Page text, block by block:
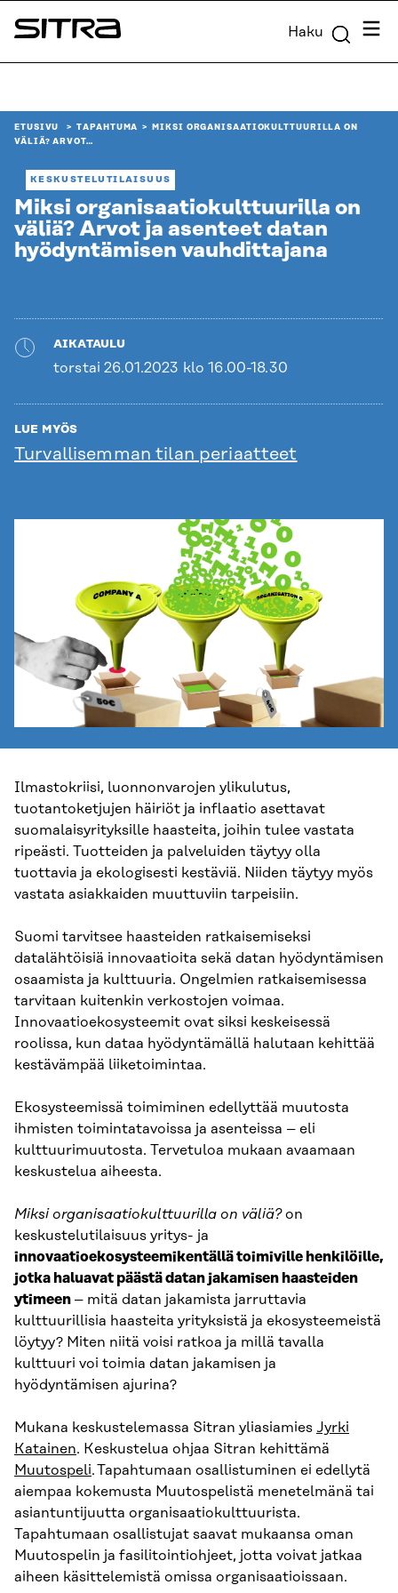
Siirry
suoraan
Sitra Haku
ETUSIVU TAPAHTUMA
MIKSI ORGANISAATIOKULTTUURILLA ON
VÄLIÄ? ARVOT…
KESKUSTELUTILAISUUS
Miksi organisaatiokulttuurilla on
väliä? Arvot ja asenteet datan
hyödyntämisen vauhdittajana
AIKATAULU
torstai 26.01.2023 klo 16.00-18.30
LUE MYÖS
Turvallisemman tilan periaatteet
Ilmastokriisi, luonnonvarojen ylikulutus,
tuotantoketjujen häiriöt ja inflaatio asettavat
suomalaisyrityksille haasteita, joihin tulee vastata
ripeästi. Tuotteiden ja palveluiden täytyy olla
tuottavia ja ekologisesti kestäviä. Niiden täytyy myös
vastata asiakkaiden muuttuviin tarpeisiin.
Suomi tarvitsee haasteiden ratkaisemiseksi
datalähtöisiä innovaatioita sekä datan hyödyntämisen
osaamista ja kulttuuria. Ongelmien ratkaisemisessa
tarvitaan kuitenkin verkostojen voimaa.
Innovaatioekosysteemit ovat siksi keskeisessä
roolissa, kun dataa hyödyntämällä halutaan kehittää
kestävämpää liiketoimintaa.
Ekosysteemissä toimiminen edellyttää muutosta
ihmisten toimintatavoissa ja asenteissa – eli
kulttuurimuutosta. Tervetuloa mukaan avaamaan
keskustelua aiheesta.
Miksi organisaatiokulttuurilla on väliä?on
keskustelutilaisuus yritys- ja
innovaatioekosysteemikentällä toimiville henkilöille,
jotka haluavat päästä datan jakamisen haasteiden
ytimeen – mitä datan jakamista jarruttavia
kulttuurillisia haasteita yrityksistä ja ekosysteemeistä
löytyy? Miten niitä voisi ratkoa ja millä tavalla
kulttuuri voi toimia datan jakamisen ja
hyödyntämisen ajurina?
Mukana keskustelemassa Sitran yliasiamies Jyrki
Katainen. Keskustelua ohjaa Sitran kehittämä
Muutospeli. Tapahtumaan osallistuminen ei edellytä
aiempaa kokemusta Muutospelistä menetelmänä tai
asiantuntijuutta organisaatiokulttuurista.
Tapahtumaan osallistujat saavat mukaansa oman
Muutospelin ja fasilitointiohjeet, jotta voivat jatkaa
aiheen käsittelemistä omissa organisaatioissaan.